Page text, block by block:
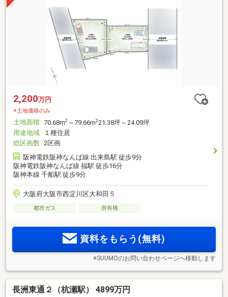
2,200万円
※土地価格のみ
土地面積 70.68m2 ～79.66m221.38坪～24.09坪
用途地域
１種住居
総区画数 2区画
阪神電鉄阪神なんば線 出来島駅 徒歩9分
阪神電鉄阪神なんば線 福駅 徒歩16分
阪神本線 千船駅 徒歩9分
大阪府大阪市西淀川区大和田５
都市ガス 所有権
資料をもらう(無料)
※SUUMOのお問い合わせページへ移動します
長洲東通２（杭瀬駅） 4899万円